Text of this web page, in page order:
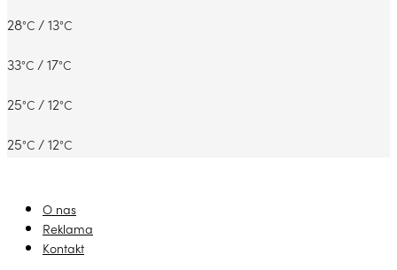
28°C / 13°C
33°C / 17°C
25°C / 12°C
25°C / 12°C
O nas
Reklama
Kontakt